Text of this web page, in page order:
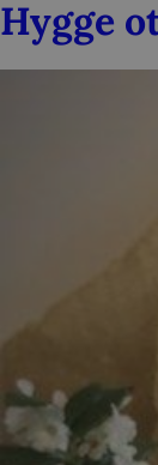
Hygge